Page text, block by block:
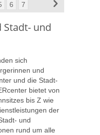
6 7
Stadt- und
sich
und
und die Stadt-
bietet von
bis Z wie
der
und
rund um alle